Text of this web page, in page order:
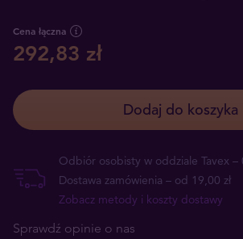
Cena łączna
292,83 zł
Dodaj do koszyka
Odbiór osobisty w oddziale Tavex –
Dostawa zamówienia – od 19,00 zł
Zobacz metody i koszty dostawy
Sprawdź opinie o nas